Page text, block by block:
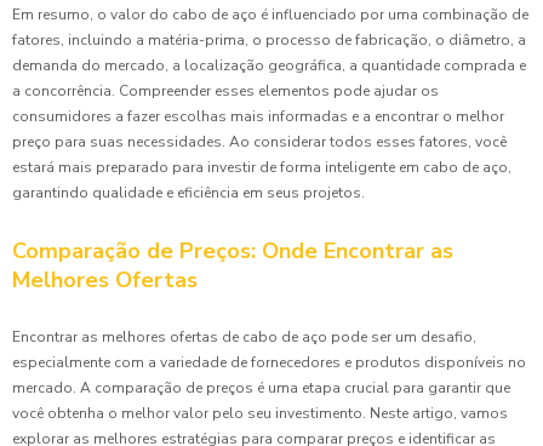
Em resumo, o valor do cabo de aço é influenciado por uma combinação de
fatores, incluindo a matéria-prima, o processo de fabricação, o diâmetro, a
demanda do mercado, a localização geográfica, a quantidade comprada e
a concorrência. Compreender esses elementos pode ajudar os
consumidores a fazer escolhas mais informadas e a encontrar o melhor
preço para suas necessidades. Ao considerar todos esses fatores, você
estará mais preparado para investir de forma inteligente em cabo de aço,
garantindo qualidade e eficiência em seus projetos.
Comparação de Preços: Onde Encontrar as
Melhores Ofertas
Encontrar as melhores ofertas de cabo de aço pode ser um desafio,
especialmente com a variedade de fornecedores e produtos disponíveis no
mercado. A comparação de preços é uma etapa crucial para garantir que
você obtenha o melhor valor pelo seu investimento. Neste artigo, vamos
explorar as melhores estratégias para comparar preços e identificar as